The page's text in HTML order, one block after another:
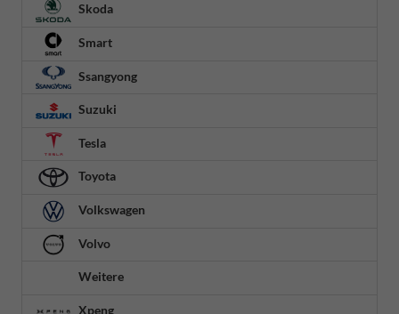
Skoda
Smart
Ssangyong
Suzuki
Tesla
Toyota
Volkswagen
Volvo
Weitere
Xpeng